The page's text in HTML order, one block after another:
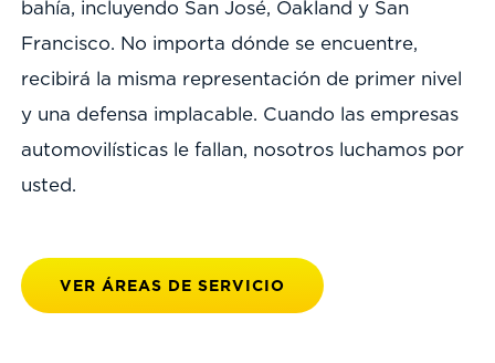
bahía, incluyendo San José, Oakland y San
Francisco. No importa dónde se encuentre,
recibirá la misma representación de primer nivel
y una defensa implacable. Cuando las empresas
automovilísticas le fallan, nosotros luchamos por
usted.
VER ÁREAS DE SERVICIO